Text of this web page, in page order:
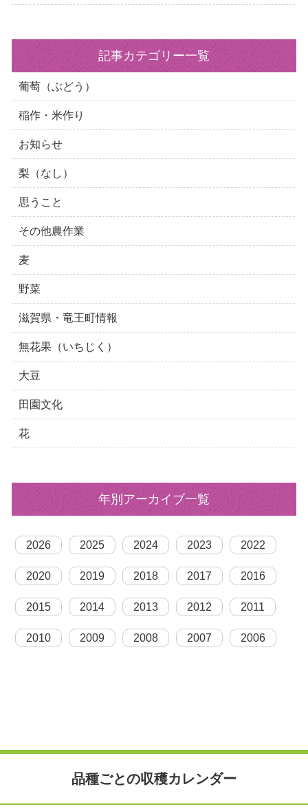
記事カテゴリー一覧
葡萄（ぶどう）
稲作・米作り
お知らせ
梨（なし）
思うこと
その他農作業
麦
野菜
滋賀県・竜王町情報
無花果（いちじく）
大豆
田園文化
花
年別アーカイブ一覧
2026 2025 2024 2023 2022
2020 2019 2018 2017 2016
2015 2014 2013 2012 2011
2010 2009 2008 2007 2006
品種ごとの収穫カレンダー